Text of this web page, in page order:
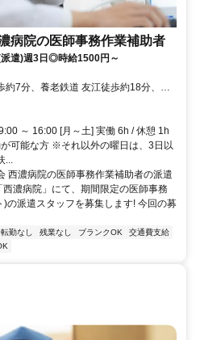
病院の医師事務作業補助者
遣)週3日◎時給1500円～
約7分、養老鉄道 友江徒歩約18分、養
羽駅」徒歩5分,マイカー通勤可,バイク
,駐輪場あり,敷地内全て禁煙
～ 16:00 [月～土] 実働 6h / 休憩 1h
可能な方 ※それ以外の曜日は、3日以
...
西濃病院の医師事務作業補助者の派遣
濃病院」にて、期間限定の医師事務
の派遣スタッフを募集します! 今回の募
転勤なし 残業なし ブランクOK
交通費支給